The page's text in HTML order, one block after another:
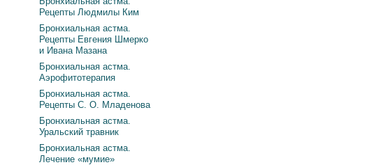
Рецепты Людмилы Ким
Бронхиальная астма.
Рецепты Евгения Шмерко
и Ивана Мазана
Бронхиальная астма.
Аэрофитотерапия
Бронхиальная астма.
Рецепты С. О. Младенова
Бронхиальная астма.
Уральский травник
Бронхиальная астма.
Лечение «мумие»